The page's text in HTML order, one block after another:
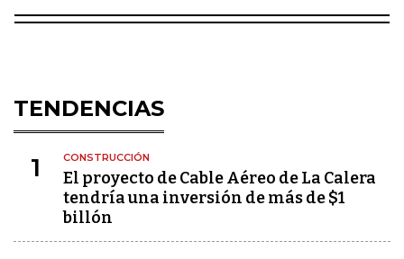
TENDENCIAS
1 CONSTRUCCIÓN
El proyecto de Cable Aéreo de La Calera
tendría una inversión de más de $1
billón